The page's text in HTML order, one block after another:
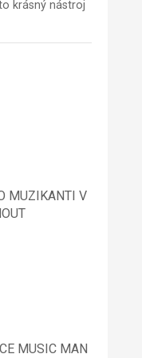
krásný nástroj
MUZIKANTI V
MUSIC MAN